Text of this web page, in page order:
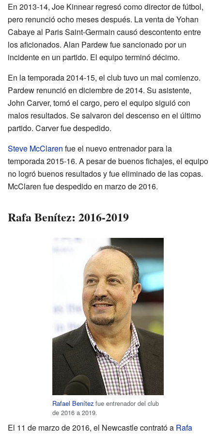
En 2013-14, Joe Kinnear regresó como director de fútbol,
pero renunció ocho meses después. La venta de Yohan
Cabaye al Paris Saint-Germain causó descontento entre
los aficionados. Alan Pardew fue sancionado por un
incidente en un partido. El equipo terminó décimo.
En la temporada 2014-15, el club tuvo un mal comienzo.
Pardew renunció en diciembre de 2014. Su asistente,
John Carver, tomó el cargo, pero el equipo siguió con
malos resultados. Se salvaron del descenso en el último
partido. Carver fue despedido.
Steve McClaren fue el nuevo entrenador para la
temporada 2015-16. A pesar de buenos fichajes, el equipo
no logró buenos resultados y fue eliminado de las copas.
McClaren fue despedido en marzo de 2016.
Rafa Benítez: 2016-2019
Rafael Benítez fue entrenador del club
de 2016 a 2019.
El 11 de marzo de 2016, el Newcastle contrató a Rafa